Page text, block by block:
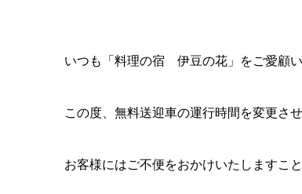
いつも「料理の宿 伊豆の花」をご愛顧
この度、無料送迎車の運行時間を変更さ
お客様にはご不便をおかけいたしますこ